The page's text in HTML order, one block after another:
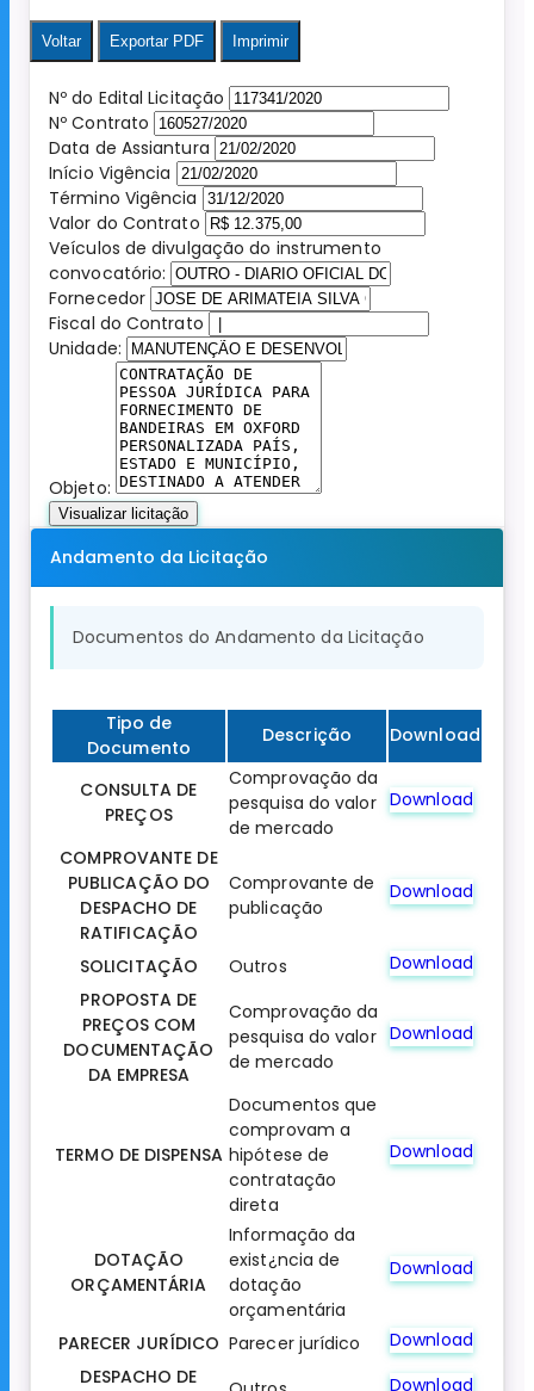
Voltar Exportar PDF Imprimir
Nº do Edital Licitação
Nº Contrato
Data de Assiantura
Início Vigência
Término Vigência
Valor do Contrato
Veículos de divulgação do instrumento
convocatório:
Fornecedor
Fiscal do Contrato
Unidade:
Objeto:
Visualizar licitação
Andamento da Licitação
Documentos do Andamento da Licitação
Tipo de
Documento
Descrição Download
CONSULTA DE
PREÇOS
Comprovação da
pesquisa do valor
de mercado
Download
COMPROVANTE DE
PUBLICAÇÃO DO
DESPACHO DE
RATIFICAÇÃO
Comprovante de
publicação
Download
SOLICITAÇÃO Outros
Download
PROPOSTA DE
PREÇOS COM
DOCUMENTAÇÃO
DA EMPRESA
Comprovação da
pesquisa do valor
de mercado
Download
TERMO DE DISPENSA
Documentos que
comprovam a
hipótese de
contratação
direta
Download
DOTAÇÃO
ORÇAMENTÁRIA
Informação da
exist¿ncia de
dotação
orçamentária
Download
PARECER JURÍDICO Parecer jurídico
Download
DESPACHO DE
Download